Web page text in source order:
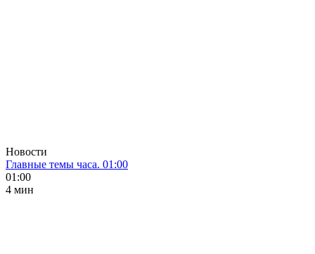
Новости
Главные темы часа. 01:00
01:00
4 мин